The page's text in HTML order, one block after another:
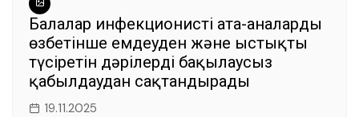
Балалар инфекционисті ата-аналарды
өзбетінше емдеуден және ыстықты
түсіретін дәрілерді бақылаусыз
қабылдаудан сақтандырады
19.11.2025